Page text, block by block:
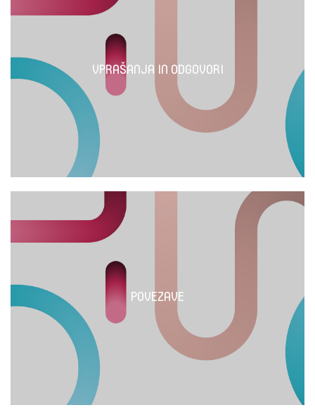
VPRAŠANJA IN ODGOVORI
POVEZAVE